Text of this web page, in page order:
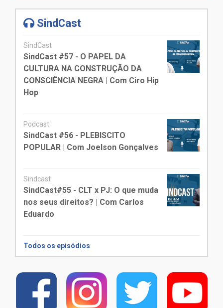
SindCast
SindCast
SindCast #57 - O PAPEL DA
CULTURA NA CONSTRUÇÃO DA
CONSCIÊNCIA NEGRA | Com Ciro Hip
Hop
Podcast
SindCast #56 - PLEBISCITO
POPULAR | Com Joelson Gonçalves
Sindcast
SindCast#55 - CLT x PJ: O que muda
nos seus direitos? | Com Carlos
Eduardo
Todos os episódios